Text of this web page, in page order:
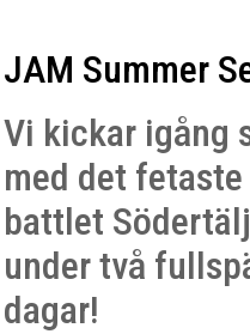
JAM Summer
Vi kickar igång
med det
battlet
under två
dagar!